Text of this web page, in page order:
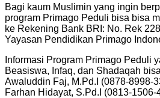
Bagi kaum Muslimin yang ingin
program Primago Peduli bisa bisa
ke Rekening Bank BRI: No. Rek
Yayasan Pendidikan Primago
Informasi Program Primago Peduli
Beasiswa, Infaq, dan Shadaqah
Awaluddin Faj, M.Pd.I (0878-8998-
Farhan Hidayat, S.Pd.I (0813-1506-